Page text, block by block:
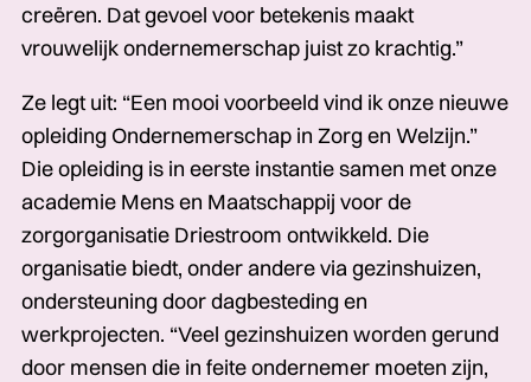
creëren.­­­ Dat gevoel voor betekenis maakt
vrouwelijk ondernemerschap juist zo krachtig.”
Ze legt uit: “Een mooi voorbeeld vind ik onze nieuwe
opleiding Ondernemerschap in Zorg en Welzijn.”
Die opleiding­­­ is in eerste instantie samen met onze
academie Mens en Maatschappij voor de
zorgorganisatie Driestroom ontwikkeld.­­­ Die
organisatie biedt, onder andere via gezinshuizen,
ondersteuning door dagbesteding en
werkprojecten. “Veel gezinshuizen worden gerund
door mensen­­­ die in feite ondernemer moeten zijn,